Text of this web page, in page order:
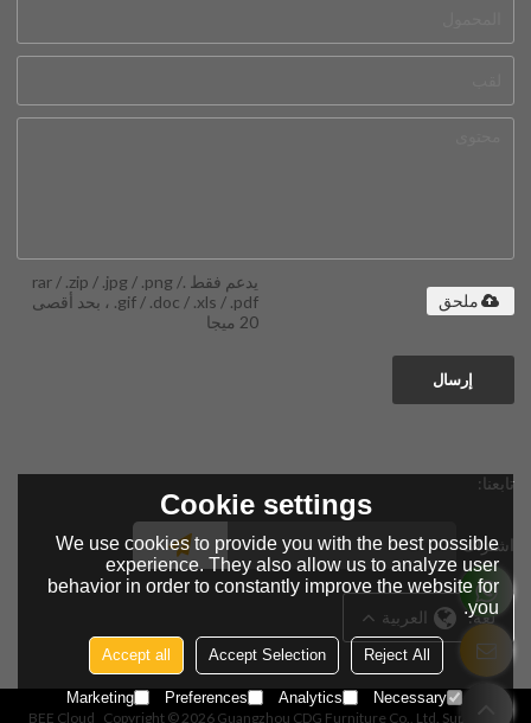
يدعم فقط .rar / .zip / .jpg / .png /
.gif / .doc / .xls / .pdf ، بحد أقصى
20 ميجا
ملحق
إرسال
تابعنا:
اشتراك
لغة: العربية
Copyright © 2026 Guangzhou CDG Furniture Co., Ltd. Support By
BEE Cloud
Cookie settings
We use cookies to provide you with the best possible
experience. They also allow us to analyze user
behavior in order to constantly improve the website for
you.
Reject All
Accept Selection
Accept all
Necessary
Analytics
Preferences
Marketing